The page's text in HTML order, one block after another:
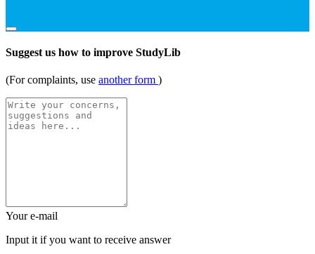
Suggest us how to improve StudyLib
(For complaints, use another form )
Your e-mail
Input it if you want to receive answer